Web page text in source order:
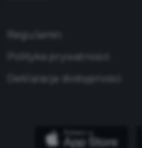
Regulamin
Polityka prywatności
Deklaracja dostępności